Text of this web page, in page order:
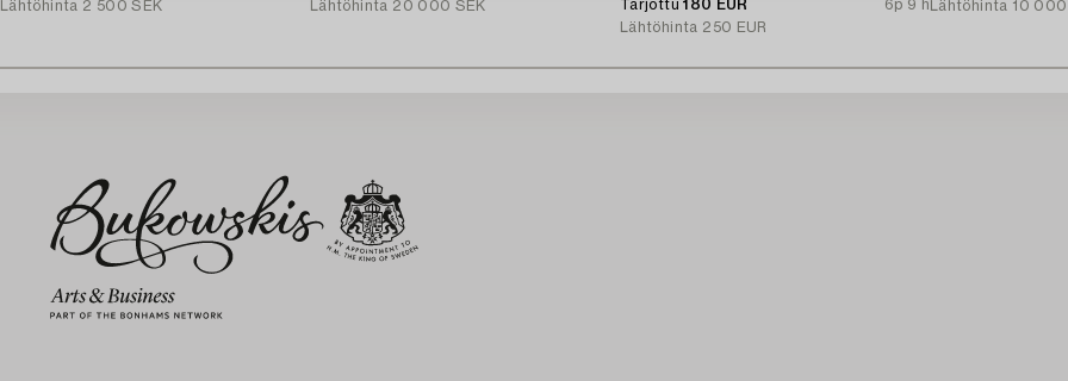
Lähtöhinta 2 500 SEK
Lähtöhinta 20 000 SEK
Tarjottu180 EUR
6p 9 h
Lähtöhinta 250 EUR
Lähtöhinta 10 000